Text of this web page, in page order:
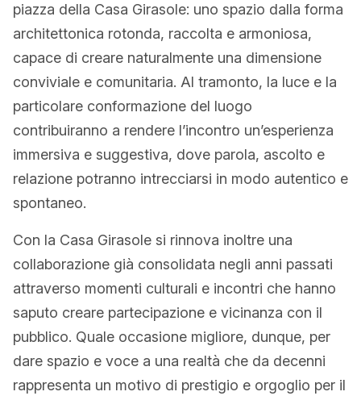
piazza della Casa Girasole: uno spazio dalla forma
architettonica rotonda, raccolta e armoniosa,
capace di creare naturalmente una dimensione
conviviale e comunitaria. Al tramonto, la luce e la
particolare conformazione del luogo
contribuiranno a rendere l’incontro un’esperienza
immersiva e suggestiva, dove parola, ascolto e
relazione potranno intrecciarsi in modo autentico e
spontaneo.
Con la Casa Girasole si rinnova inoltre una
collaborazione già consolidata negli anni passati
attraverso momenti culturali e incontri che hanno
saputo creare partecipazione e vicinanza con il
pubblico. Quale occasione migliore, dunque, per
dare spazio e voce a una realtà che da decenni
rappresenta un motivo di prestigio e orgoglio per il